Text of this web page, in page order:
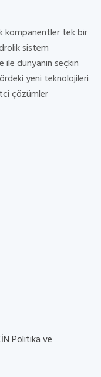
kompanentler tek bir
sistem
ile dünyanın seçkin
yeni teknolojileri
çözümler
Politika ve